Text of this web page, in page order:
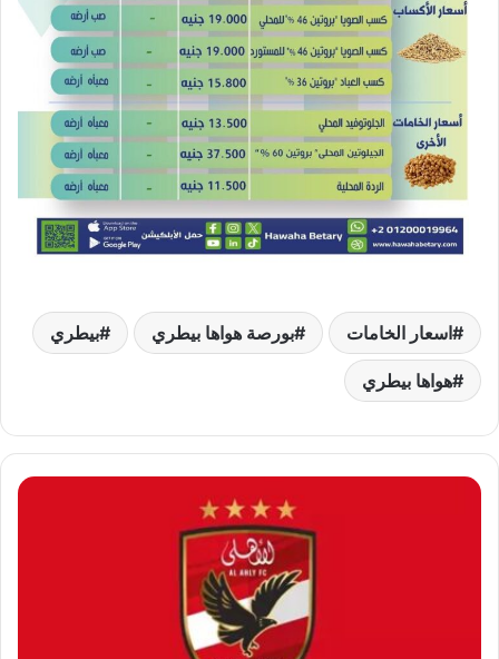
اسعار الخامات بورصة هواها بيطري بيطري
هواها بيطري
الأهلي